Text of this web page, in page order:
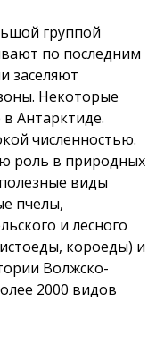
группой
по последним
заселяют
Некоторые
Антарктиде.
численностью.
роль в природных
виды
пчелы,
и лесного
короеды) и
Волжско-
2000 видов